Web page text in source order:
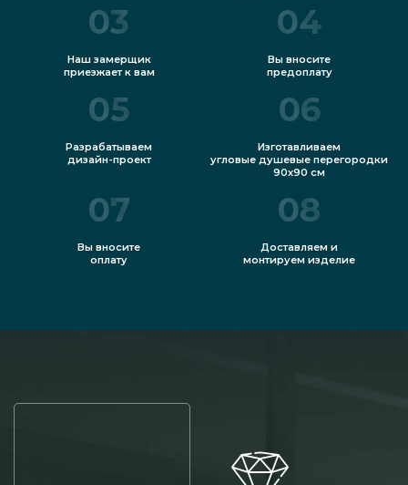
03
Наш замерщик
приезжает к вам
04
Вы вносите
предоплату
05
Разрабатываем
дизайн-проект
06
Изготавливаем
угловые душевые перегородки
90х90 см
07
Вы вносите
оплату
08
Доставляем и
монтируем изделие